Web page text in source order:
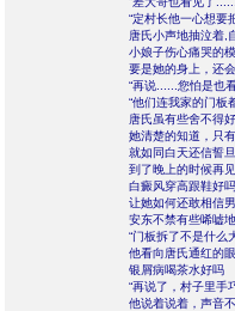
“定村长他一心想要
唐氏小声地抽泣着,
小娘子伤心痛哭的
要是她的身上，还
“再说......您怕是也
“他们连我家的门板
唐氏虽有些舍不得
她清楚的知道，只
就如同白天还信誓
到了晚上的时候再
白癜风穿高跟鞋好吗
让她如何还敢相信
安东不禁有些唏嘘
“门板拆了不是什么
他看向唐氏通红的
银屑病喝茶水好吗
“再说了，村子里手
他说着说着，声音